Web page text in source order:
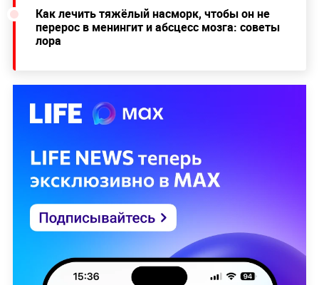
Как лечить тяжёлый насморк, чтобы он не
перерос в менингит и абсцесс мозга: советы
лора